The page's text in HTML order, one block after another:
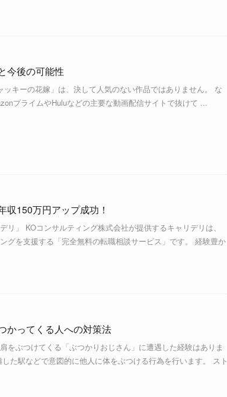
今後の可能性
キーの花嫁」は、決して人気のない作品ではありません。 な
プライムやHuluなどの主要な動画配信サイトで抜けて ...
収150万円アップ成功！
」 KOコンサルティング株式会社が提供するキャリデリは、
グを支援する「完全無料の転職相談サービス」です。 経験豊か
かってくる人への対策法
をぶつけてくる「ぶつかりおじさん」に遭遇した経験はありま
た駅などで意図的に他人に体をぶつける行為を行います。 スト